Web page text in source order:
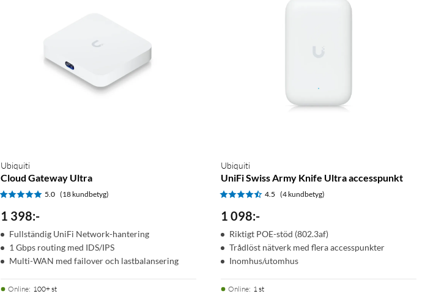
Ubiquiti
Cloud Gateway Ultra
5.0 (18 kundbetyg)
1 398:-
Fullständig UniFi Network-hantering
1 Gbps routing med IDS/IPS
Multi-WAN med failover och lastbalansering
Online: 100+ st
Ubiquiti
UniFi Swiss Army Knife Ultra accesspunkt
4.5 (4 kundbetyg)
1 098:-
Riktigt POE-stöd (802.3af)
Trådlöst nätverk med flera accesspunkter
Inomhus/utomhus
Online: 1 st